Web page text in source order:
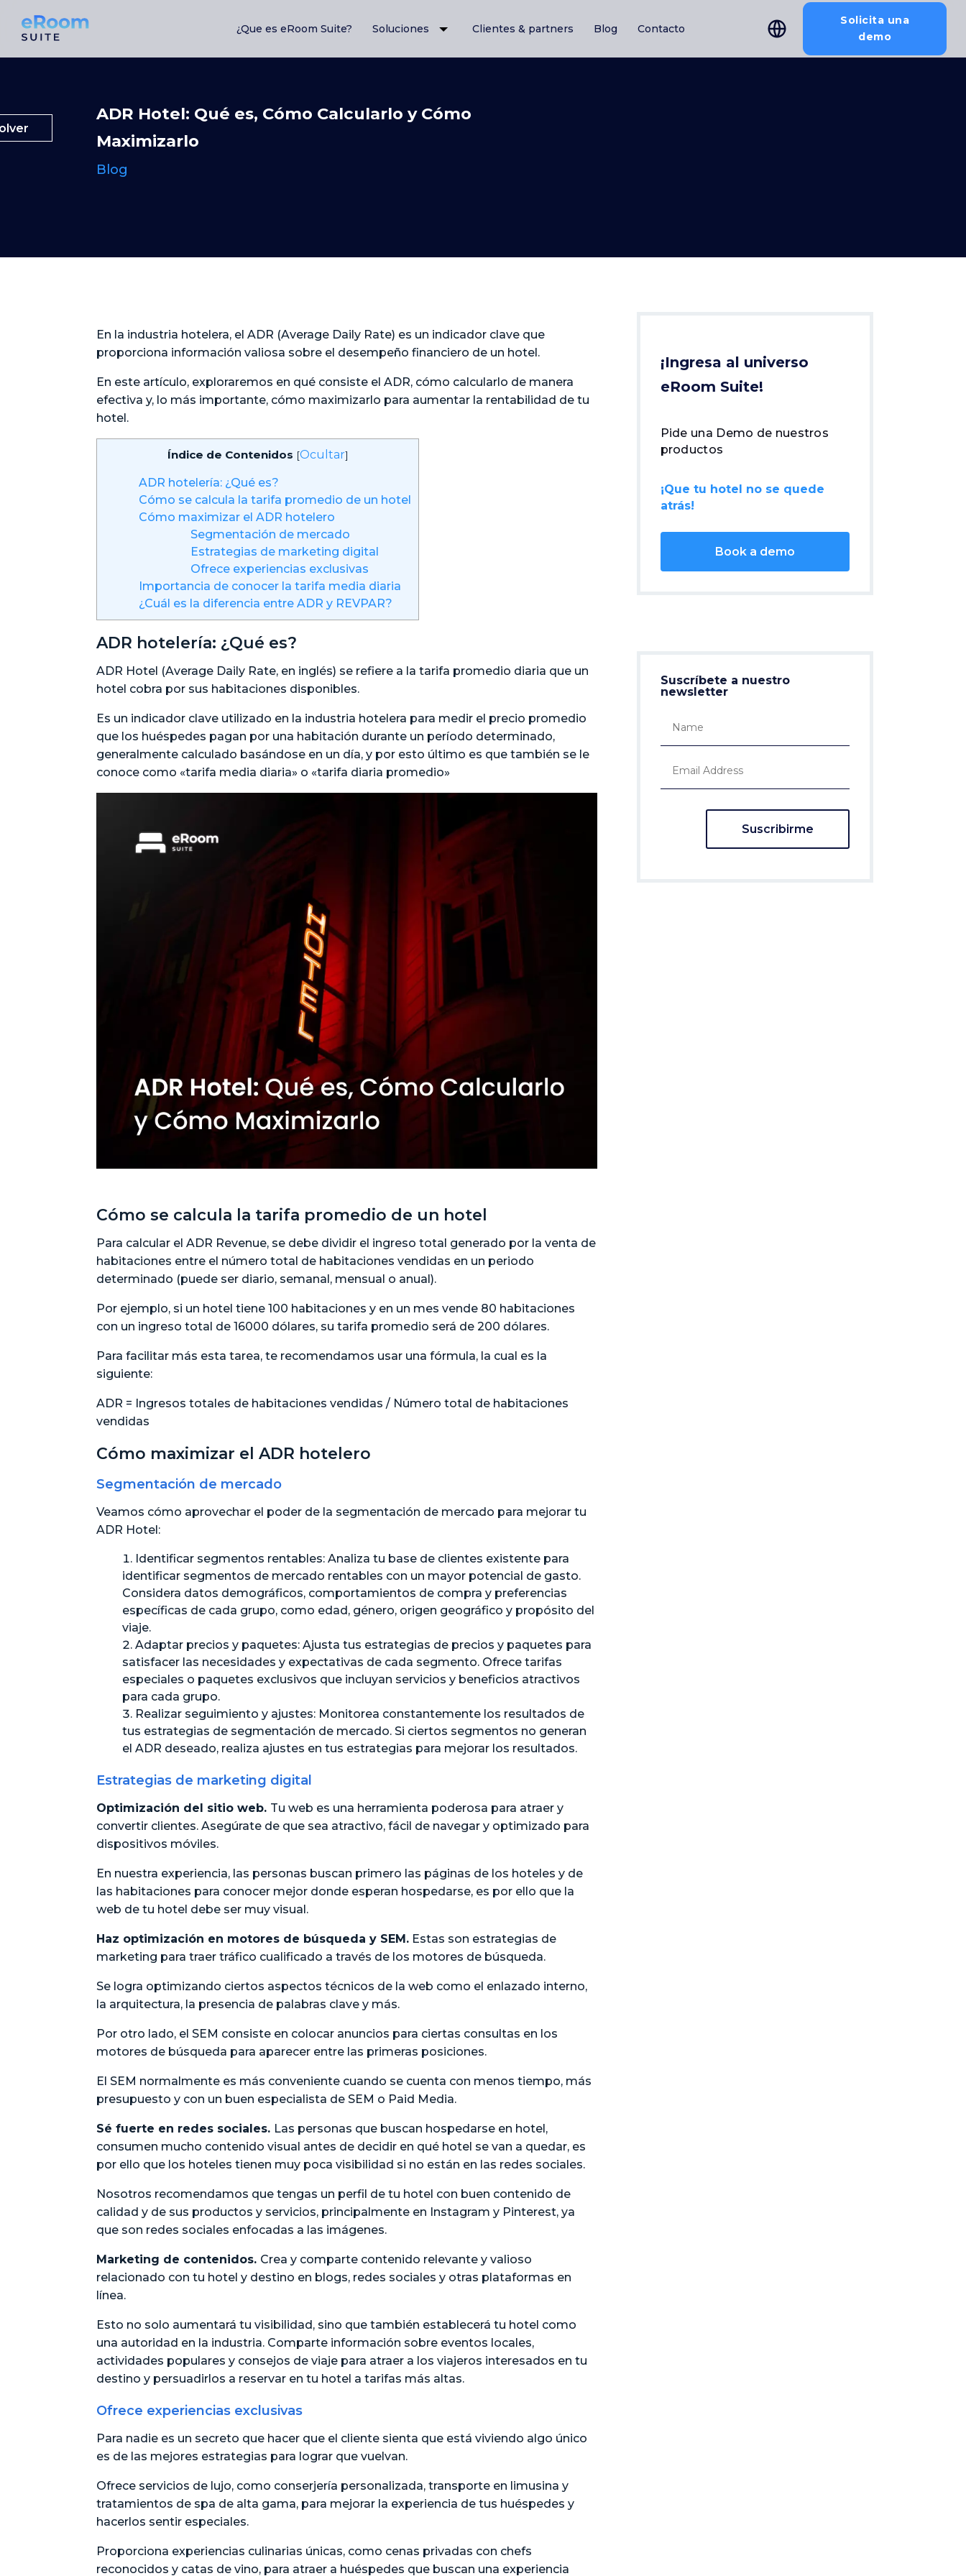
¿Que es eRoom Suite? Soluciones Clientes & partners Blog Contacto
Solicita una
demo
ADR Hotel: Qué es, Cómo Calcularlo y Cómo
Maximizarlo
Blog
En la industria hotelera, el ADR (Average Daily Rate) es un indicador clave que
proporciona información valiosa sobre el desempeño financiero de un hotel.
En este artículo, exploraremos en qué consiste el ADR, cómo calcularlo de manera
efectiva y, lo más importante, cómo maximizarlo para aumentar la rentabilidad de tu
hotel.
Índice de Contenidos [Ocultar]
ADR hotelería: ¿Qué es?
Cómo se calcula la tarifa promedio de un hotel
Cómo maximizar el ADR hotelero
Segmentación de mercado
Estrategias de marketing digital
Ofrece experiencias exclusivas
Importancia de conocer la tarifa media diaria
¿Cuál es la diferencia entre ADR y REVPAR?
ADR hotelería: ¿Qué es?
ADR Hotel (Average Daily Rate, en inglés) se refiere a la tarifa promedio diaria que un
hotel cobra por sus habitaciones disponibles.
Es un indicador clave utilizado en la industria hotelera para medir el precio promedio
que los huéspedes pagan por una habitación durante un período determinado,
generalmente calculado basándose en un día, y por esto último es que también se le
conoce como «tarifa media diaria» o «tarifa diaria promedio»
Cómo se calcula la tarifa promedio de un hotel
Para calcular el ADR Revenue, se debe dividir el ingreso total generado por la venta de
habitaciones entre el número total de habitaciones vendidas en un periodo
determinado (puede ser diario, semanal, mensual o anual).
Por ejemplo, si un hotel tiene 100 habitaciones y en un mes vende 80 habitaciones
con un ingreso total de 16000 dólares, su tarifa promedio será de 200 dólares.
Para facilitar más esta tarea, te recomendamos usar una fórmula, la cual es la
siguiente:
ADR = Ingresos totales de habitaciones vendidas / Número total de habitaciones
vendidas
Cómo maximizar el ADR hotelero
Segmentación de mercado
Veamos cómo aprovechar el poder de la segmentación de mercado para mejorar tu
ADR Hotel:
Identificar segmentos rentables: Analiza tu base de clientes existente para
identificar segmentos de mercado rentables con un mayor potencial de gasto.
Considera datos demográficos, comportamientos de compra y preferencias
específicas de cada grupo, como edad, género, origen geográfico y propósito del
viaje.
Adaptar precios y paquetes: Ajusta tus estrategias de precios y paquetes para
satisfacer las necesidades y expectativas de cada segmento. Ofrece tarifas
especiales o paquetes exclusivos que incluyan servicios y beneficios atractivos
para cada grupo.
Realizar seguimiento y ajustes: Monitorea constantemente los resultados de
tus estrategias de segmentación de mercado. Si ciertos segmentos no generan
el ADR deseado, realiza ajustes en tus estrategias para mejorar los resultados.
Estrategias de marketing digital
Optimización del sitio web. Tu web es una herramienta poderosa para atraer y
convertir clientes. Asegúrate de que sea atractivo, fácil de navegar y optimizado para
dispositivos móviles.
En nuestra experiencia, las personas buscan primero las páginas de los hoteles y de
las habitaciones para conocer mejor donde esperan hospedarse, es por ello que la
web de tu hotel debe ser muy visual.
Haz optimización en motores de búsqueda y SEM. Estas son estrategias de
marketing para traer tráfico cualificado a través de los motores de búsqueda.
Se logra optimizando ciertos aspectos técnicos de la web como el enlazado interno,
la arquitectura, la presencia de palabras clave y más.
Por otro lado, el SEM consiste en colocar anuncios para ciertas consultas en los
motores de búsqueda para aparecer entre las primeras posiciones.
El SEM normalmente es más conveniente cuando se cuenta con menos tiempo, más
presupuesto y con un buen especialista de SEM o Paid Media.
Sé fuerte en redes sociales. Las personas que buscan hospedarse en hotel,
consumen mucho contenido visual antes de decidir en qué hotel se van a quedar, es
por ello que los hoteles tienen muy poca visibilidad si no están en las redes sociales.
Nosotros recomendamos que tengas un perfil de tu hotel con buen contenido de
calidad y de sus productos y servicios, principalmente en Instagram y Pinterest, ya
que son redes sociales enfocadas a las imágenes.
Marketing de contenidos. Crea y comparte contenido relevante y valioso
relacionado con tu hotel y destino en blogs, redes sociales y otras plataformas en
línea.
Esto no solo aumentará tu visibilidad, sino que también establecerá tu hotel como
una autoridad en la industria. Comparte información sobre eventos locales,
actividades populares y consejos de viaje para atraer a los viajeros interesados en tu
destino y persuadirlos a reservar en tu hotel a tarifas más altas.
Ofrece experiencias exclusivas
Para nadie es un secreto que hacer que el cliente sienta que está viviendo algo único
es de las mejores estrategias para lograr que vuelvan.
Ofrece servicios de lujo, como conserjería personalizada, transporte en limusina y
tratamientos de spa de alta gama, para mejorar la experiencia de tus huéspedes y
hacerlos sentir especiales.
Proporciona experiencias culinarias únicas, como cenas privadas con chefs
reconocidos y catas de vino, para atraer a huéspedes que buscan una experiencia
¡Ingresa al universo
eRoom Suite!
Pide una Demo de nuestros
productos
¡Que tu hotel no se quede
atrás!
Book a demo
Suscríbete a nuestro
newsletter
Suscribirme